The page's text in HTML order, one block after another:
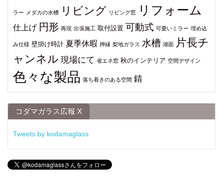
ラー メダカの水槽 リビング リビング窓 リフォーム
仕上げ 円形 再現 出張施工 取付設置 可動式 可愛いミラー 埋め込
み仕様 壁掛け時計 夏季休暇 押縁 梨地ガラス 水槽 湖面 片長チ
ャンネル 現場にて 省エネ窓 秋のインテリア 空間デザイン
色々な製品 落ち着きのある空間 錆
コダマガラス広報 X
Tweets by kodamaglass